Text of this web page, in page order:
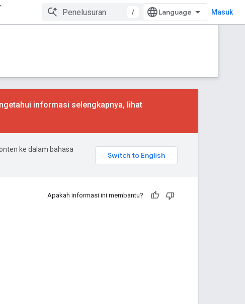
/ Masuk
informasi selengkapnya, lihat
ke dalam bahasa
Apakah informasi ini membantu?